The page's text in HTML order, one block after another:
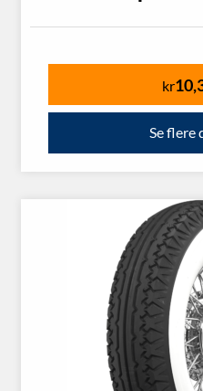
kr
Se flere